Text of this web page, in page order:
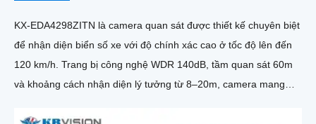
KX-EDA4298ZITN là camera quan sát được thiết kế chuyên biệt
để nhận diện biển số xe với độ chính xác cao ở tốc độ lên đến
120 km/h. Trang bị công nghệ WDR 140dB, tầm quan sát 60m
và khoảng cách nhận diện lý tưởng từ 8–20m, camera mang